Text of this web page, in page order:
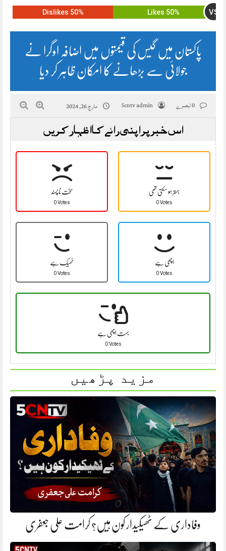
50% Likes VS
50% Dislikes
پاکستان میں گیس کی قیمتوں میں اضافہ اوگرا نے
جولائی سے بڑھانے کا امکان ظاہر کر دیا
5cntv admin مارچ 26, 2024
اس خبر پر اپنی رائے کا اظہار کریں
سخت نا پسند
0 Votes
بہتر ہو سکتی تھی
0 Votes
ٹھیک ہے
0 Votes
اچھی ہے
0 Votes
بہت اچھی ہے
0 Votes
مزید پڑھیں
وفاداری کے ٹھیکیدار کون ہیں؟ کرامت علی جعفری